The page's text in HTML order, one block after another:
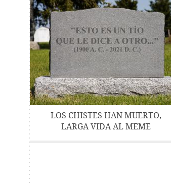
LOS CHISTES HAN MUERTO,
LARGA VIDA AL MEME